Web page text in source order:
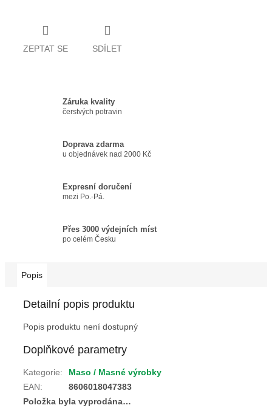
ZEPTAT SE SDÍLET
Záruka kvality
čerstvých potravin
Doprava zdarma
u objednávek nad 2000 Kč
Expresní doručení
mezi Po.-Pá.
Přes 3000 výdejních míst
po celém Česku
Popis
Detailní popis produktu
Popis produktu není dostupný
Doplňkové parametry
Kategorie:
Maso / Masné výrobky
EAN:
8606018047383
Položka byla vyprodána…